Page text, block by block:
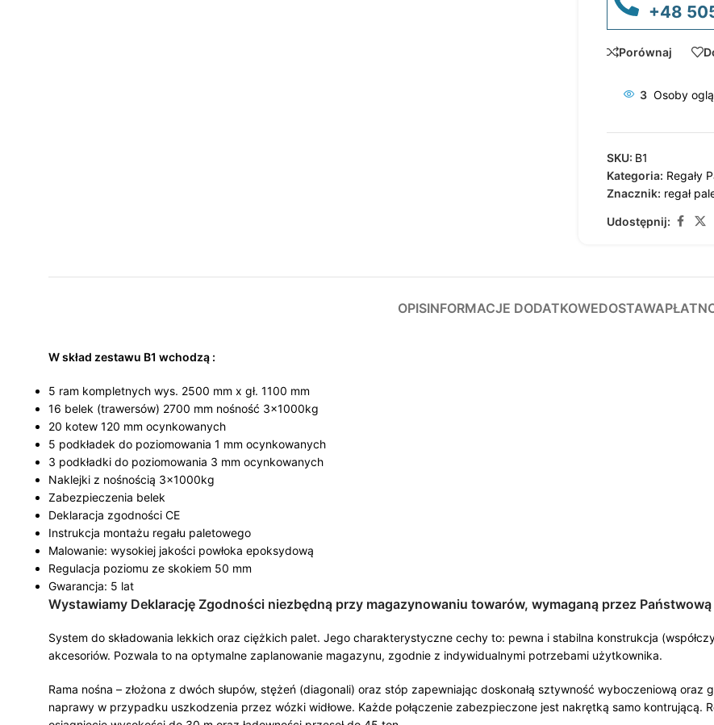
+48
Porównaj
3 Osoby
SKU: B1
Kategoria: Regały
Znacznik: regał
Udostępnij:
OPISINFORMACJE DODATKOWEDOSTAWA
W skład zestawu B1 wchodzą :
5 ram kompletnych wys. 2500 mm x gł. 1100 mm
16 belek (trawersów) 2700 mm nośność 3x1000kg
20 kotew 120 mm ocynkowanych
5 podkładek do poziomowania 1 mm ocynkowanych
3 podkładki do poziomowania 3 mm ocynkowanych
Naklejki z nośnością 3x1000kg
Zabezpieczenia belek
Deklaracja zgodności CE
Instrukcja montażu regału paletowego
Malowanie: wysokiej jakości powłoka epoksydową
Regulacja poziomu ze skokiem 50 mm
Gwarancja: 5 lat
Wystawiamy Deklarację Zgodności niezbędną przy magazynowaniu towarów, wymaganą przez Państwową
System do składowania lekkich oraz ciężkich palet. Jego charakterystyczne cechy to: pewna i stabilna konstrukcja
akcesoriów. Pozwala to na optymalne zaplanowanie magazynu, zgodnie z indywidualnymi potrzebami użytkownika.
Rama nośna – złożona z dwóch słupów, stężeń (diagonali) oraz stóp zapewniając doskonałą sztywność wyboczeniową
naprawy w przypadku uszkodzenia przez wózki widłowe. Każde połączenie zabezpieczone jest nakrętką samo kontrującą.